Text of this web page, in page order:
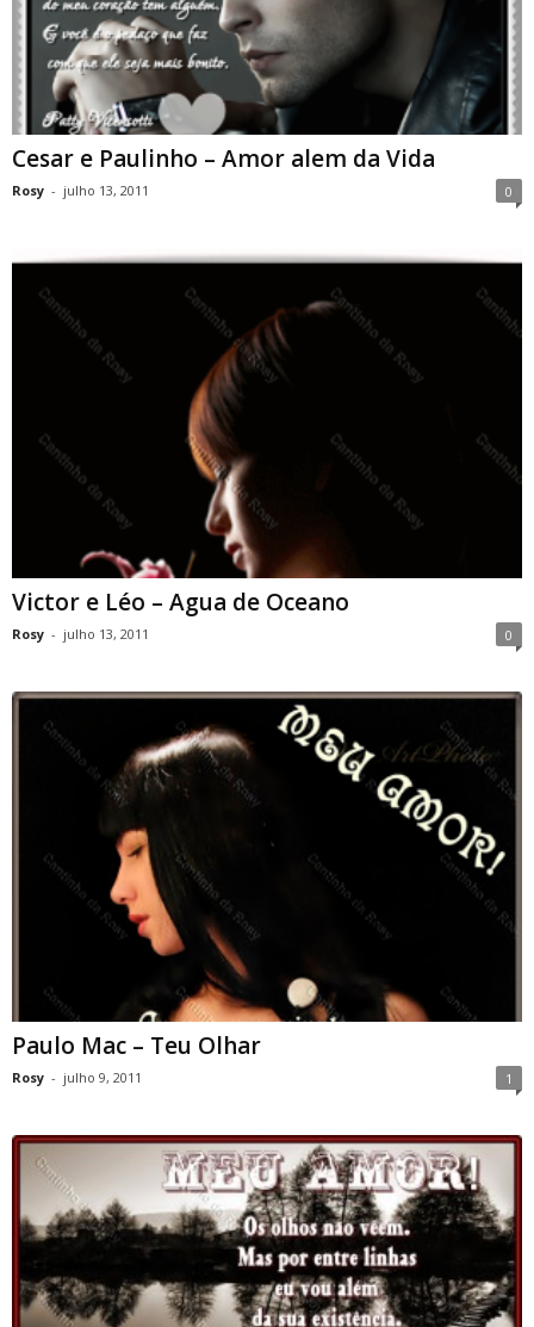
Cesar e Paulinho – Amor alem da Vida
Rosy - julho 13, 2011 0
Victor e Léo – Agua de Oceano
Rosy - julho 13, 2011 0
Paulo Mac – Teu Olhar
Rosy - julho 9, 2011 1